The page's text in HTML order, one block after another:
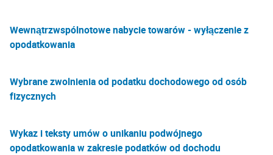
Wewnątrzwspólnotowe nabycie towarów - wyłączenie z
opodatkowania
Wybrane zwolnienia od podatku dochodowego od osób
fizycznych
Wykaz i teksty umów o unikaniu podwójnego
opodatkowania w zakresie podatków od dochodu